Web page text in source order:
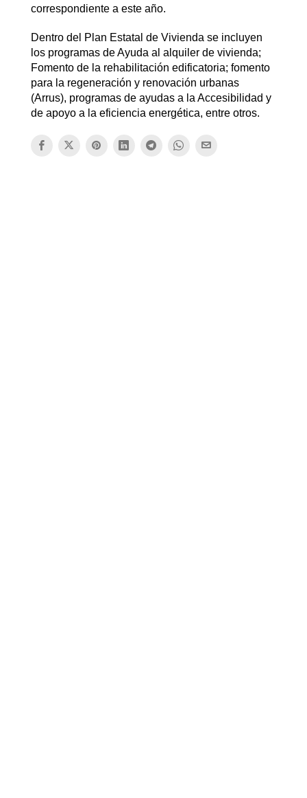
correspondiente a este año.
Dentro del Plan Estatal de Vivienda se incluyen
los programas de Ayuda al alquiler de vivienda;
Fomento de la rehabilitación edificatoria; fomento
para la regeneración y renovación urbanas
(Arrus), programas de ayudas a la Accesibilidad y
de apoyo a la eficiencia energética, entre otros.